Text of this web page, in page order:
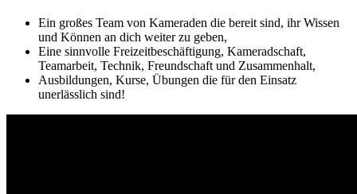
Ein großes Team von Kameraden die bereit sind, ihr Wissen
und Können an dich weiter zu geben,
Eine sinnvolle Freizeitbeschäftigung, Kameradschaft,
Teamarbeit, Technik, Freundschaft und Zusammenhalt,
Ausbildungen, Kurse, Übungen die für den Einsatz
unerlässlich sind!